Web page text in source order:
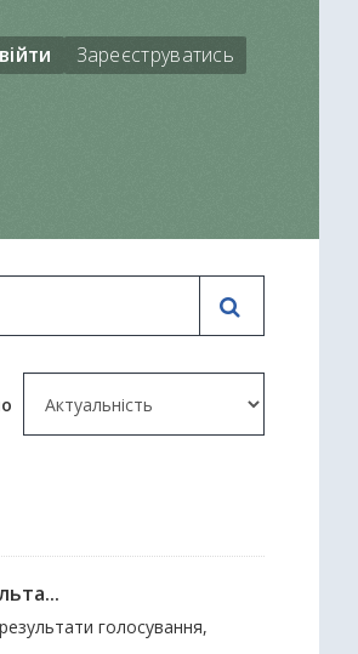
Зареєструватись
голосування,